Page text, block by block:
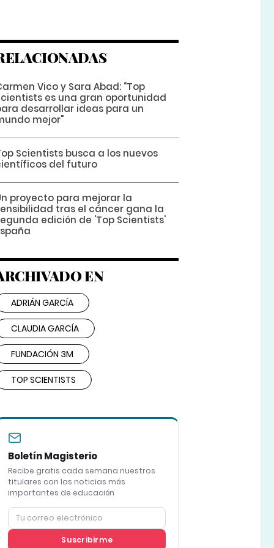
Vico y Sara Abad: “Top
es una gran oportunidad
desarrollar ideas para un
mejor"
Scientists busca a los nuevos
del futuro
proyecto para mejorar la
tras el cáncer gana la
edición de 'Top Scientists'
EN
ADRIÁN GARCÍA
CLAUDIA GARCÍA
FUNDACIÓN 3M
TOP SCIENTISTS
Boletín Magisterio
Recibe gratis cada semana nuestros
titulares con las noticias más
importantes de educación
Suscribirme